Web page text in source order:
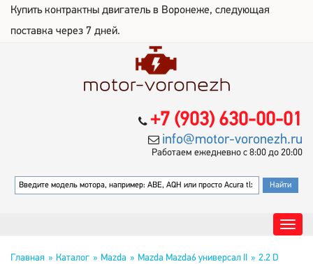
Купить контрактны двигатель в Воронеже, следующая
поставка через 7 дней.
+7 (903) 630-00-01
info@motor-voronezh.ru
Работаем ежедневно с 8:00 до 20:00
Главная Каталог Mazda Mazda Mazda6 универсал II 2.2 D